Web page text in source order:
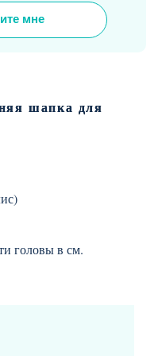
мне
шапка для
головы в см.